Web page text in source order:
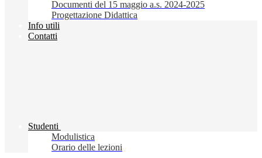
Documenti del 15 maggio a.s. 2024-2025
Progettazione Didattica
Info utili
Contatti
Studenti
Modulistica
Orario delle lezioni